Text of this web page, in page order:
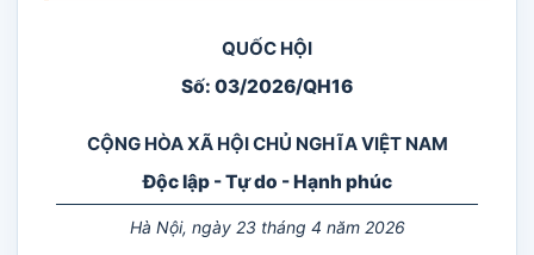
QUỐC HỘI
Số: 03/2026/QH16
CỘNG HÒA XÃ HỘI CHỦ NGHĨA VIỆT NAM
Độc lập - Tự do - Hạnh phúc
Hà Nội, ngày 23 tháng 4 năm 2026